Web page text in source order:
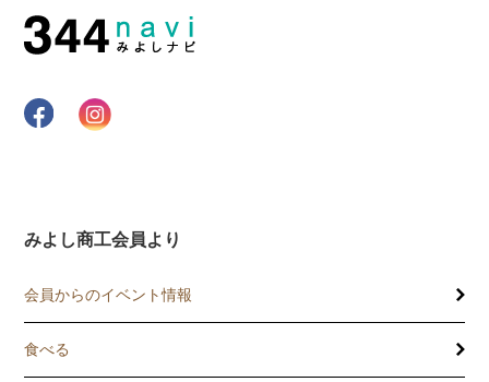
みよし商工会員より
会員からのイベント情報
食べる